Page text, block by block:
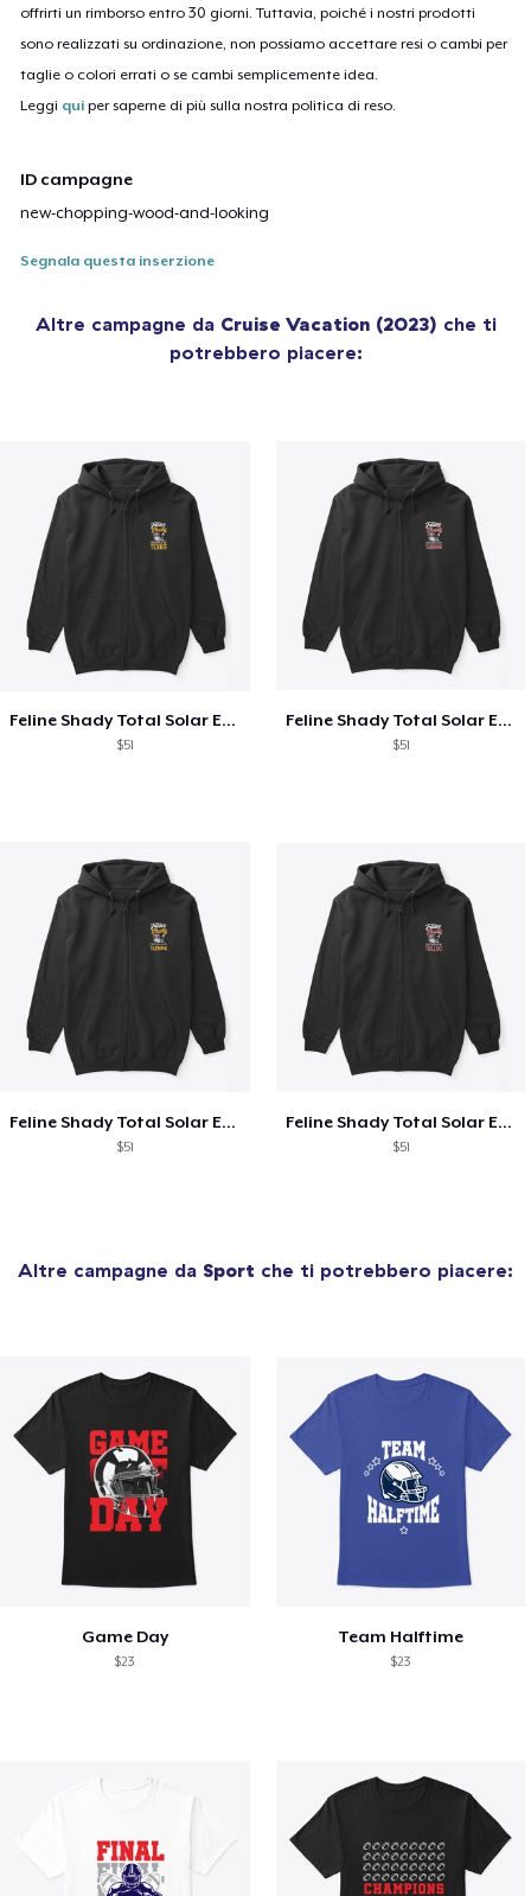
offrirti un rimborso entro 30 giorni. Tuttavia, poiché i nostri prodotti
sono realizzati su ordinazione, non possiamo accettare resi o cambi per
taglie o colori errati o se cambi semplicemente idea.
Leggi qui per saperne di più sulla nostra politica di reso.
ID campagne
new-chopping-wood-and-looking
Segnala questa inserzione
Altre campagne da Cruise Vacation (2023) che ti
potrebbero piacere:
Feline Shady Total Solar Eclipse Texas
$51
Feline Shady Total Solar Eclipse Tijuana
$51
Feline Shady Total Solar Eclipse Tijuana
$51
Feline Shady Total Solar Eclipse Toledo
$51
Altre campagne da Sport che ti potrebbero piacere:
Game Day
$23
Team Halftime
$23